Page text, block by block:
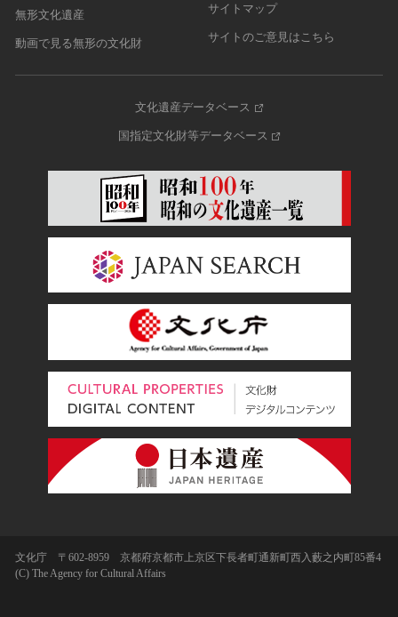
無形文化遺産
動画で見る無形の文化財
サイトマップ
サイトのご意見はこちら
文化遺産データベース
国指定文化財等データベース
文化庁 〒602-8959 京都府京都市上京区下長者町通新町西入藪之内町85番4
(C) The Agency for Cultural Affairs